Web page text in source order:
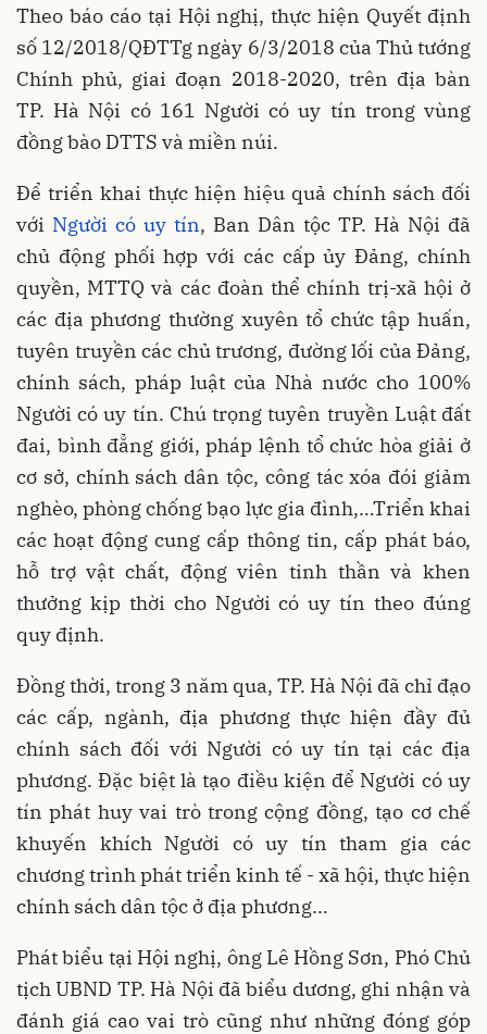
Theo báo cáo tại Hội nghị, thực hiện Quyết định
số 12/2018/QĐTTg ngày 6/3/2018 của Thủ tướng
Chính phủ, giai đoạn 2018-2020, trên địa bàn
TP. Hà Nội có 161 Người có uy tín trong vùng
đồng bào DTTS và miền núi.
Để triển khai thực hiện hiệu quả chính sách đối
với Người có uy tín, Ban Dân tộc TP. Hà Nội đã
chủ động phối hợp với các cấp ủy Đảng, chính
quyền, MTTQ và các đoàn thể chính trị-xã hội ở
các địa phương thường xuyên tổ chức tập huấn,
tuyên truyền các chủ trương, đường lối của Đảng,
chính sách, pháp luật của Nhà nước cho 100%
Người có uy tín. Chú trọng tuyên truyền Luật đất
đai, bình đẳng giới, pháp lệnh tổ chức hòa giải ở
cơ sở, chính sách dân tộc, công tác xóa đói giảm
nghèo, phòng chống bạo lực gia đình,…Triển khai
các hoạt động cung cấp thông tin, cấp phát báo,
hỗ trợ vật chất, động viên tinh thần và khen
thưởng kịp thời cho Người có uy tín theo đúng
quy định.
Đồng thời, trong 3 năm qua, TP. Hà Nội đã chỉ đạo
các cấp, ngành, địa phương thực hiện đầy đủ
chính sách đối với Người có uy tín tại các địa
phương. Đặc biệt là tạo điều kiện để Người có uy
tín phát huy vai trò trong cộng đồng, tạo cơ chế
khuyến khích Người có uy tín tham gia các
chương trình phát triển kinh tế - xã hội, thực hiện
chính sách dân tộc ở địa phương...
Phát biểu tại Hội nghị, ông Lê Hồng Sơn, Phó Chủ
tịch UBND TP. Hà Nội đã biểu dương, ghi nhận và
đánh giá cao vai trò cũng như những đóng góp